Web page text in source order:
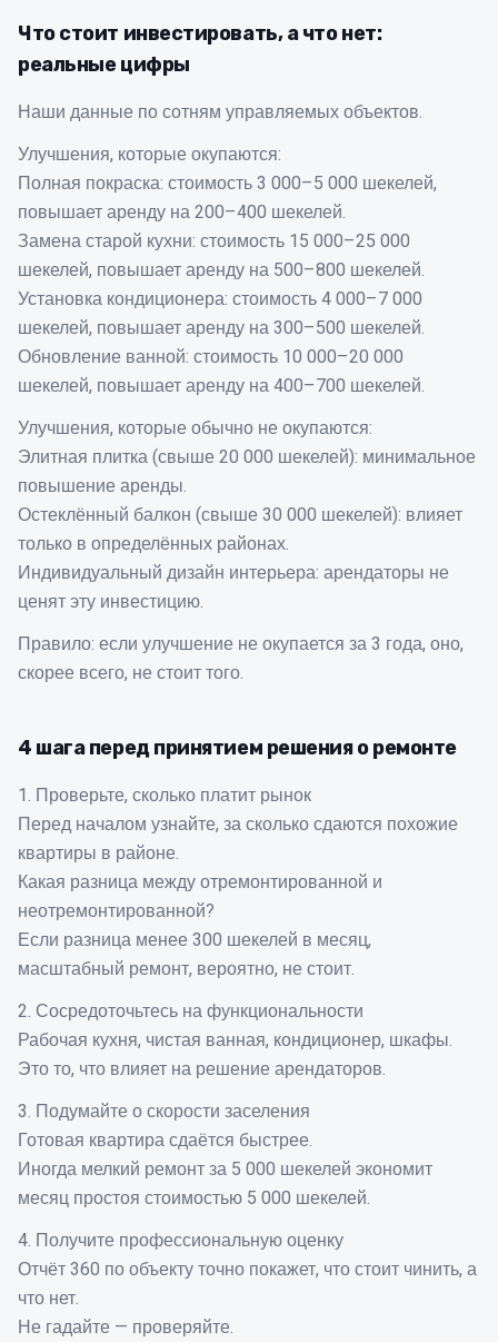
Что стоит инвестировать, а что нет:
реальные цифры
Наши данные по сотням управляемых объектов.
Улучшения, которые окупаются:
Полная покраска: стоимость 3 000–5 000 шекелей,
повышает аренду на 200–400 шекелей.
Замена старой кухни: стоимость 15 000–25 000
шекелей, повышает аренду на 500–800 шекелей.
Установка кондиционера: стоимость 4 000–7 000
шекелей, повышает аренду на 300–500 шекелей.
Обновление ванной: стоимость 10 000–20 000
шекелей, повышает аренду на 400–700 шекелей.
Улучшения, которые обычно не окупаются:
Элитная плитка (свыше 20 000 шекелей): минимальное
повышение аренды.
Остеклённый балкон (свыше 30 000 шекелей): влияет
только в определённых районах.
Индивидуальный дизайн интерьера: арендаторы не
ценят эту инвестицию.
Правило: если улучшение не окупается за 3 года, оно,
скорее всего, не стоит того.
4 шага перед принятием решения о ремонте
1. Проверьте, сколько платит рынок
Перед началом узнайте, за сколько сдаются похожие
квартиры в районе.
Какая разница между отремонтированной и
неотремонтированной?
Если разница менее 300 шекелей в месяц,
масштабный ремонт, вероятно, не стоит.
2. Сосредоточьтесь на функциональности
Рабочая кухня, чистая ванная, кондиционер, шкафы.
Это то, что влияет на решение арендаторов.
3. Подумайте о скорости заселения
Готовая квартира сдаётся быстрее.
Иногда мелкий ремонт за 5 000 шекелей экономит
месяц простоя стоимостью 5 000 шекелей.
4. Получите профессиональную оценку
Отчёт 360 по объекту точно покажет, что стоит чинить, а
что нет.
Не гадайте — проверяйте.